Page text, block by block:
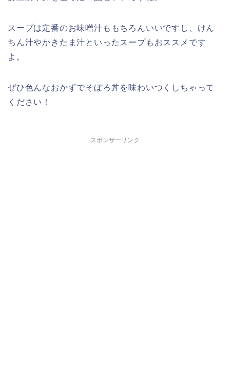
スープは定番のお味噌汁ももちろんいいですし、けん
ちん汁やかきたま汁といったスープもおススメです
よ。
ぜひ色んなおかずでそぼろ丼を味わいつくしちゃって
ください！
スポンサーリンク